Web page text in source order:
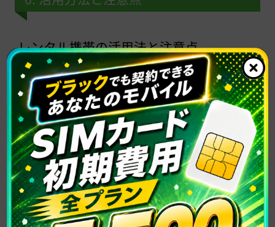
レンタル携帯の活用法と注意点
• 短期間のビジネス出張や海外旅行で特に役立
ちます。
• 機種選びには最新技術や欲しい機能を優先で
きますが、利用後の返却を忘れずに行う必要が
あります。
格安SIMの活用法と注意点